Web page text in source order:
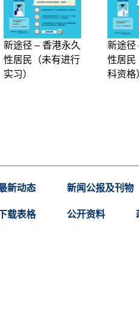
新途径 – 香港永久
性居民（未有进行
实习）
新途径
性居民
科资格
新动态 新闻公报及刊物
载表格 公开资料